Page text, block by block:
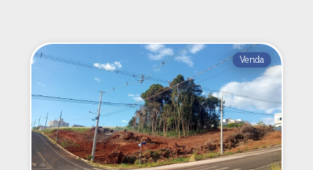
Venda